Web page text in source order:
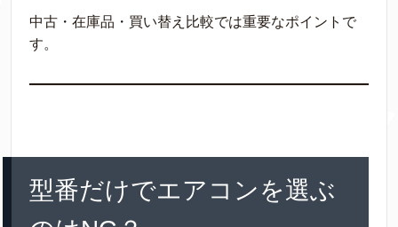
中古・在庫品・買い替え比較では重要なポイントで
す。
型番だけでエアコンを選ぶ